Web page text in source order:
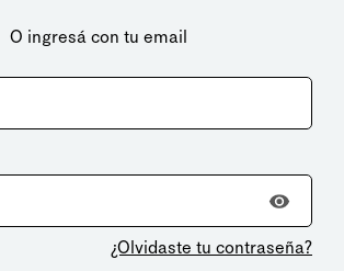
O ingresá con tu email
¿Olvidaste tu contraseña?